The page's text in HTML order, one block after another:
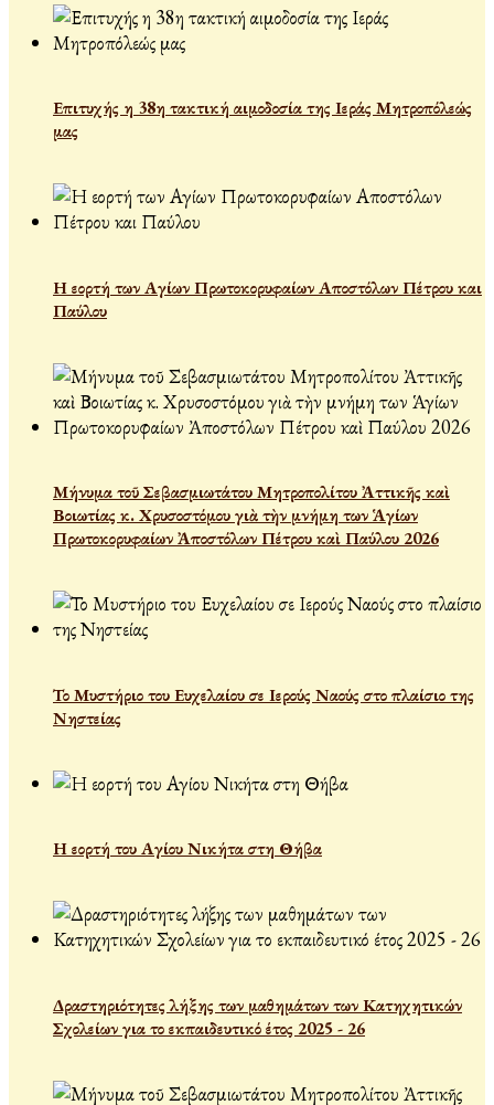
Επιτυχής η 38η τακτική αιμοδοσία της Ιεράς Μητροπόλεώς
μας
Η εορτή των Αγίων Πρωτοκορυφαίων Αποστόλων Πέτρου και
Παύλου
Μήνυμα τοῦ Σεβασμιωτάτου Μητροπολίτου Ἀττικῆς καὶ
Βοιωτίας κ. Χρυσοστόμου γιὰ τὴν μνήμη των Ἁγίων
Πρωτοκορυφαίων Ἀποστόλων Πέτρου καὶ Παύλου 2026
Το Μυστήριο του Ευχελαίου σε Ιερούς Ναούς στο πλαίσιο της
Νηστείας
Η εορτή του Αγίου Νικήτα στη Θήβα
Δραστηριότητες λήξης των μαθημάτων των Κατηχητικών
Σχολείων για το εκπαιδευτικό έτος 2025 - 26